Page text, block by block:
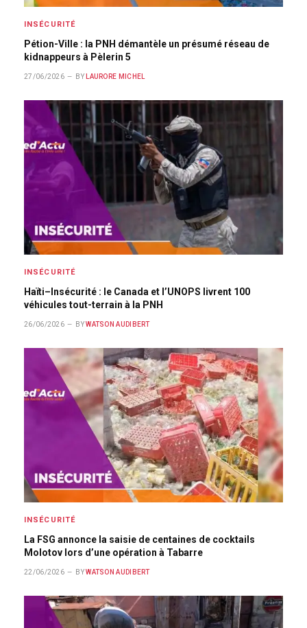
INSÉCURITÉ
Pétion-Ville : la PNH démantèle un présumé réseau de
kidnappeurs à Pèlerin 5
27/06/2026 BY LAURORE MICHEL
INSÉCURITÉ
Haïti–Insécurité : le Canada et l’UNOPS livrent 100
véhicules tout-terrain à la PNH
26/06/2026 BY WATSON AUDIBERT
INSÉCURITÉ
La FSG annonce la saisie de centaines de cocktails
Molotov lors d’une opération à Tabarre
22/06/2026 BY WATSON AUDIBERT